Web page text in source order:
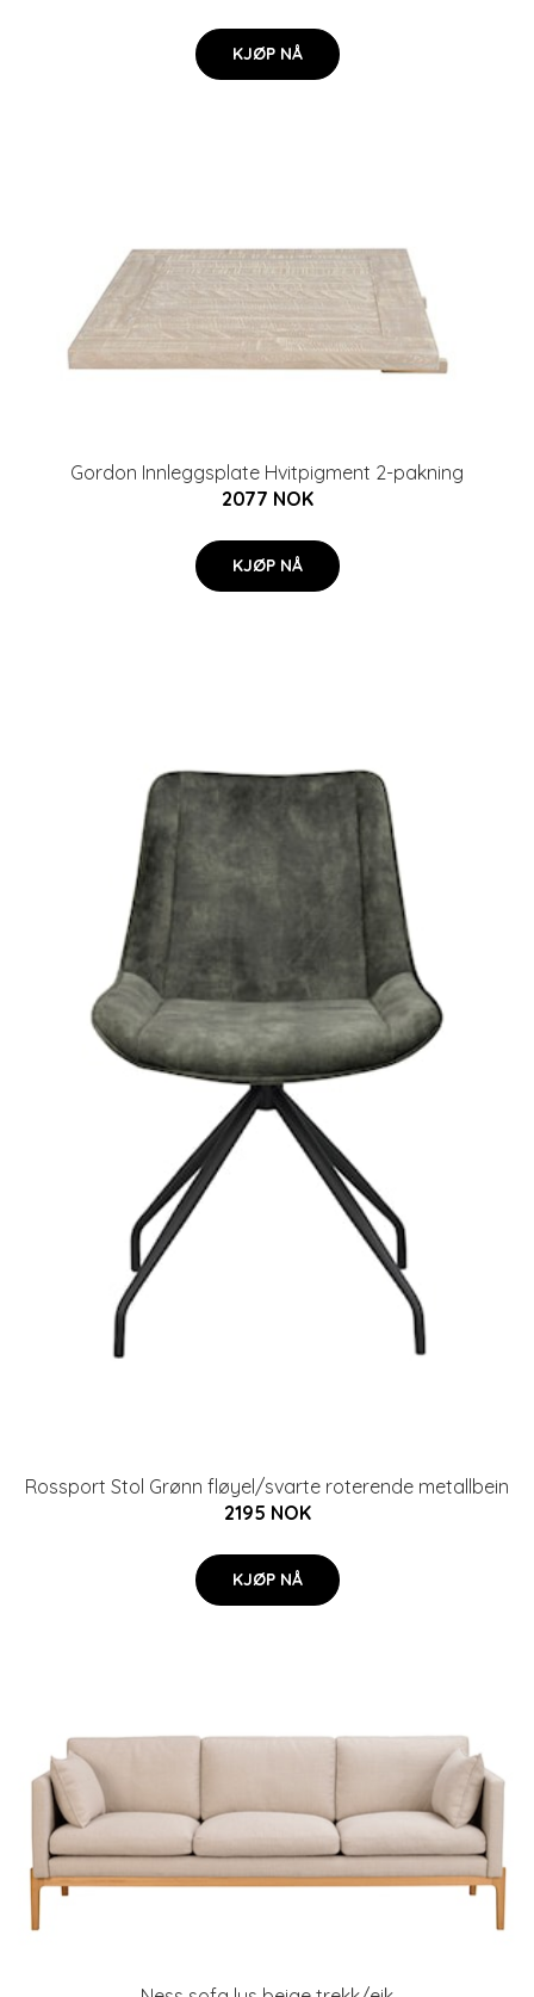
KJØP NÅ
Gordon Innleggsplate Hvitpigment 2-pakning
2077 NOK
KJØP NÅ
Rossport Stol Grønn fløyel/svarte roterende metallbein
2195 NOK
KJØP NÅ